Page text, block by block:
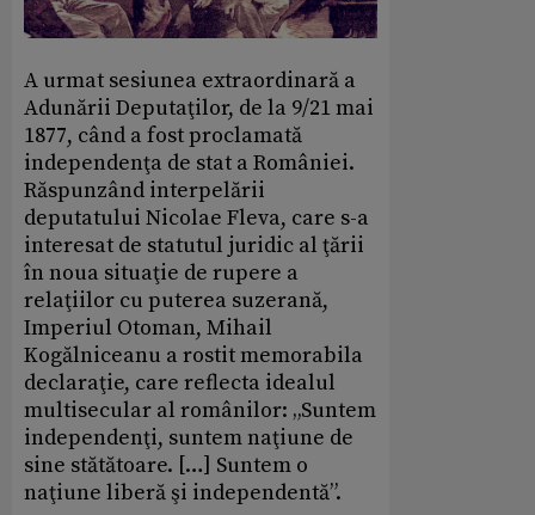
A urmat sesiunea extraordinară a
Adunării Deputaţilor, de la 9/21 mai
1877, când a fost proclamată
independenţa de stat a României.
Răspunzând interpelării
deputatului Nicolae Fleva, care s-a
interesat de statutul juridic al ţării
în noua situaţie de rupere a
relaţiilor cu puterea suzerană,
Imperiul Otoman, Mihail
Kogălniceanu a rostit memorabila
declaraţie, care reflecta idealul
multisecular al românilor: „Suntem
independenţi, suntem naţiune de
sine stătătoare. […] Suntem o
naţiune liberă şi independentă”.